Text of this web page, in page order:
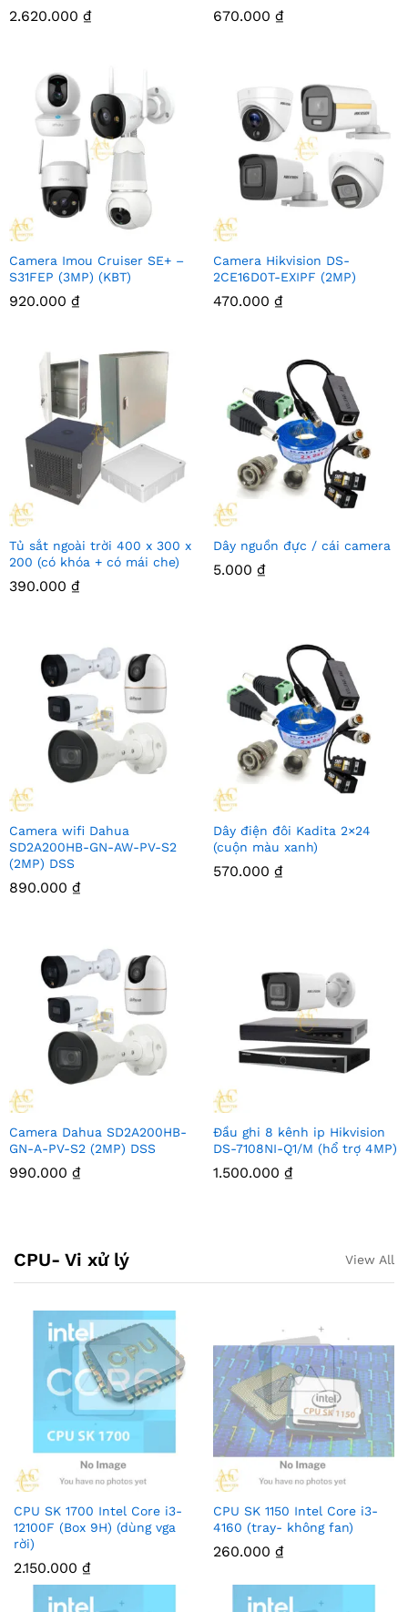
2.620.000 ₫ 670.000 ₫
Camera Imou Cruiser SE+ –
S31FEP (3MP) (KBT)
920.000 ₫
Camera Hikvision DS-
2CE16D0T-EXIPF (2MP)
470.000 ₫
Tủ sắt ngoài trời 400 x 300 x
200 (có khóa + có mái che)
390.000 ₫
Dây nguồn đực / cái camera
5.000 ₫
Camera wifi Dahua
SD2A200HB-GN-AW-PV-S2
(2MP) DSS
890.000 ₫
Dây điện đôi Kadita 2×24
(cuộn màu xanh)
570.000 ₫
Camera Dahua SD2A200HB-
GN-A-PV-S2 (2MP) DSS
990.000 ₫
Đầu ghi 8 kênh ip Hikvision
DS-7108NI-Q1/M (hổ trợ 4MP)
1.500.000 ₫
CPU- Vi xử lý View All
CPU SK 1700 Intel Core i3-
12100F (Box 9H) (dùng vga
rời)
2.150.000 ₫
CPU SK 1150 Intel Core i3-
4160 (tray- không fan)
260.000 ₫